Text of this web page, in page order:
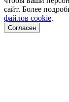
сайт. Более
файлов cookie.
Согласен